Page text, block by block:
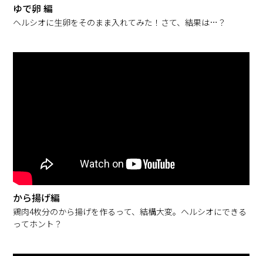
ゆで卵 編
ヘルシオに生卵をそのまま入れてみた！さて、結果は…？
から揚げ編
鶏肉4枚分のから揚げを作るって、結構大変。ヘルシオにできる
ってホント？